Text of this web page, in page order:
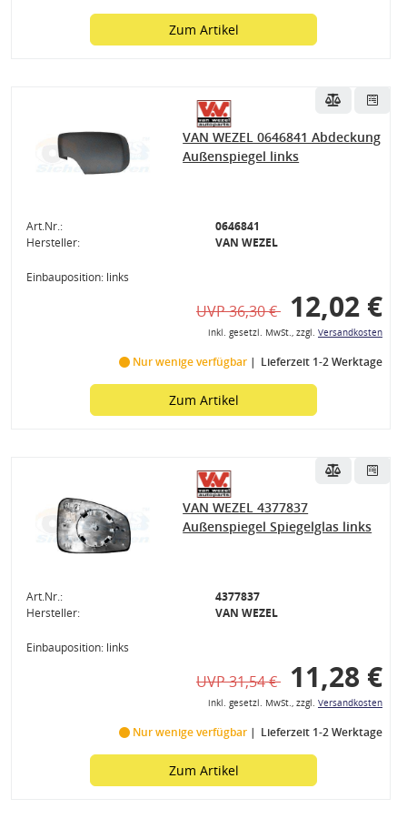
Zum Artikel
VAN WEZEL 0646841 Abdeckung
Außenspiegel links
Art.Nr.:
0646841
Hersteller:
VAN WEZEL
Einbauposition: links
UVP 36,30 € 12,02 €
inkl. gesetzl. MwSt., zzgl. Versandkosten
Nur wenige verfügbar Lieferzeit 1-2 Werktage
Zum Artikel
VAN WEZEL 4377837
Außenspiegel Spiegelglas links
Art.Nr.:
4377837
Hersteller:
VAN WEZEL
Einbauposition: links
UVP 31,54 € 11,28 €
inkl. gesetzl. MwSt., zzgl. Versandkosten
Nur wenige verfügbar Lieferzeit 1-2 Werktage
Zum Artikel